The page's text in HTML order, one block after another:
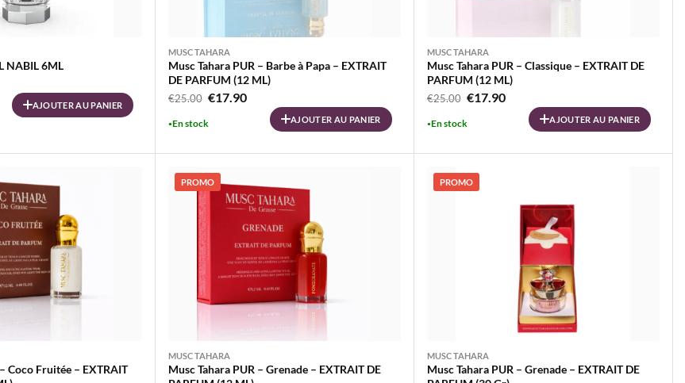
NABIL 6ML
AJOUTER AU PANIER
MUSC TAHARA
Musc Tahara PUR – Barbe à Papa – EXTRAIT
DE PARFUM (12 ML)
€25.00 Le
était :
€25.00.
€17.90Le
actuel
est :
En stock AJOUTER AU PANIER
MUSC TAHARA
Musc Tahara PUR – Classique – EXTRAIT DE
PARFUM (12 ML)
€25.00 Le
était :
€25.00.
€17.90Le
actuel
est :
En stock AJOUTER AU PANIER
Coco Fruitée – EXTRAIT
PROMO
MUSC TAHARA
Musc Tahara PUR – Grenade – EXTRAIT DE
PROMO
MUSC TAHARA
Musc Tahara PUR – Grenade – EXTRAIT DE